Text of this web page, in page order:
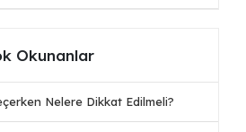
Okunanlar
Nelere Dikkat Edilmeli?